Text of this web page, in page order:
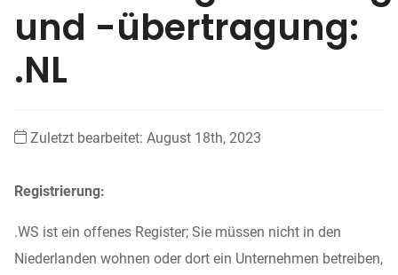
und -übertragung:
.NL
Zuletzt bearbeitet: August 18th, 2023
Registrierung:
.WS ist ein offenes Register; Sie müssen nicht in den
Niederlanden wohnen oder dort ein Unternehmen betreiben,